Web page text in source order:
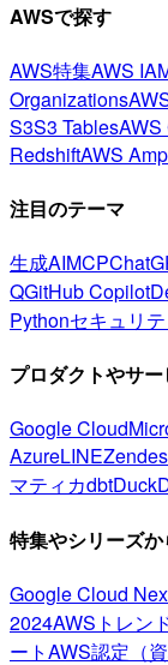
AWSで探す
AWS特集AWS
Organizations
S3S3 Tables
RedshiftAWS
注目のテーマ
生成AIMCP
QGitHub Copilot
Pythonセキュリテ
プロダクトやサ
Google Cloud
AzureLINE
マティカdbt
特集やシリーズ
Google Cloud
2024AWSトレン
ートAWS認定（資